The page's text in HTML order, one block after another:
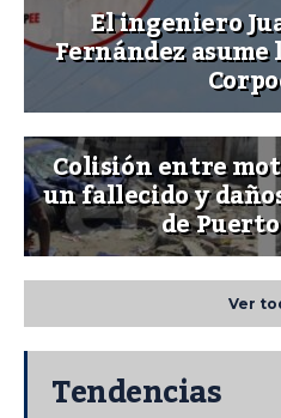
El ingeniero
Fernández
Colisión entre
un fallecido y
de
Ver
Tendencias